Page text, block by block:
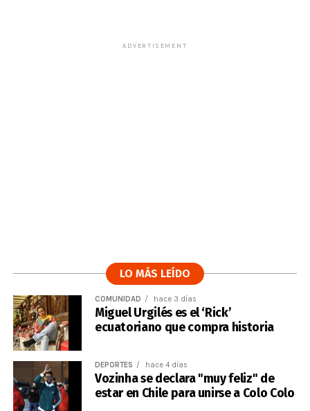
ADVERTISEMENT
LO MÁS LEÍDO
COMUNIDAD hace 3 días
Miguel Urgilés es el ‘Rick’
ecuatoriano que compra historia
DEPORTES hace 4 días
Vozinha se declara "muy feliz" de
estar en Chile para unirse a Colo Colo